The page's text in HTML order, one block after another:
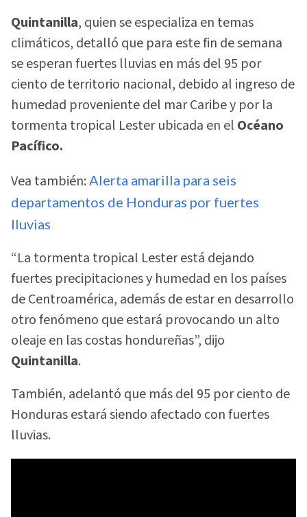
Quintanilla, quien se especializa en temas
climáticos, detalló que para este fin de semana
se esperan fuertes lluvias en más del 95 por
ciento de territorio nacional, debido al ingreso de
humedad proveniente del mar Caribe y por la
tormenta tropical Lester ubicada en el Océano
Pacífico.
Vea también: Alerta amarilla para seis
departamentos de Honduras por fuertes
lluvias
“La tormenta tropical Lester está dejando
fuertes precipitaciones y humedad en los países
de Centroamérica, además de estar en desarrollo
otro fenómeno que estará provocando un alto
oleaje en las costas hondureñas”, dijo
Quintanilla.
También, adelantó que más del 95 por ciento de
Honduras estará siendo afectado con fuertes
lluvias.